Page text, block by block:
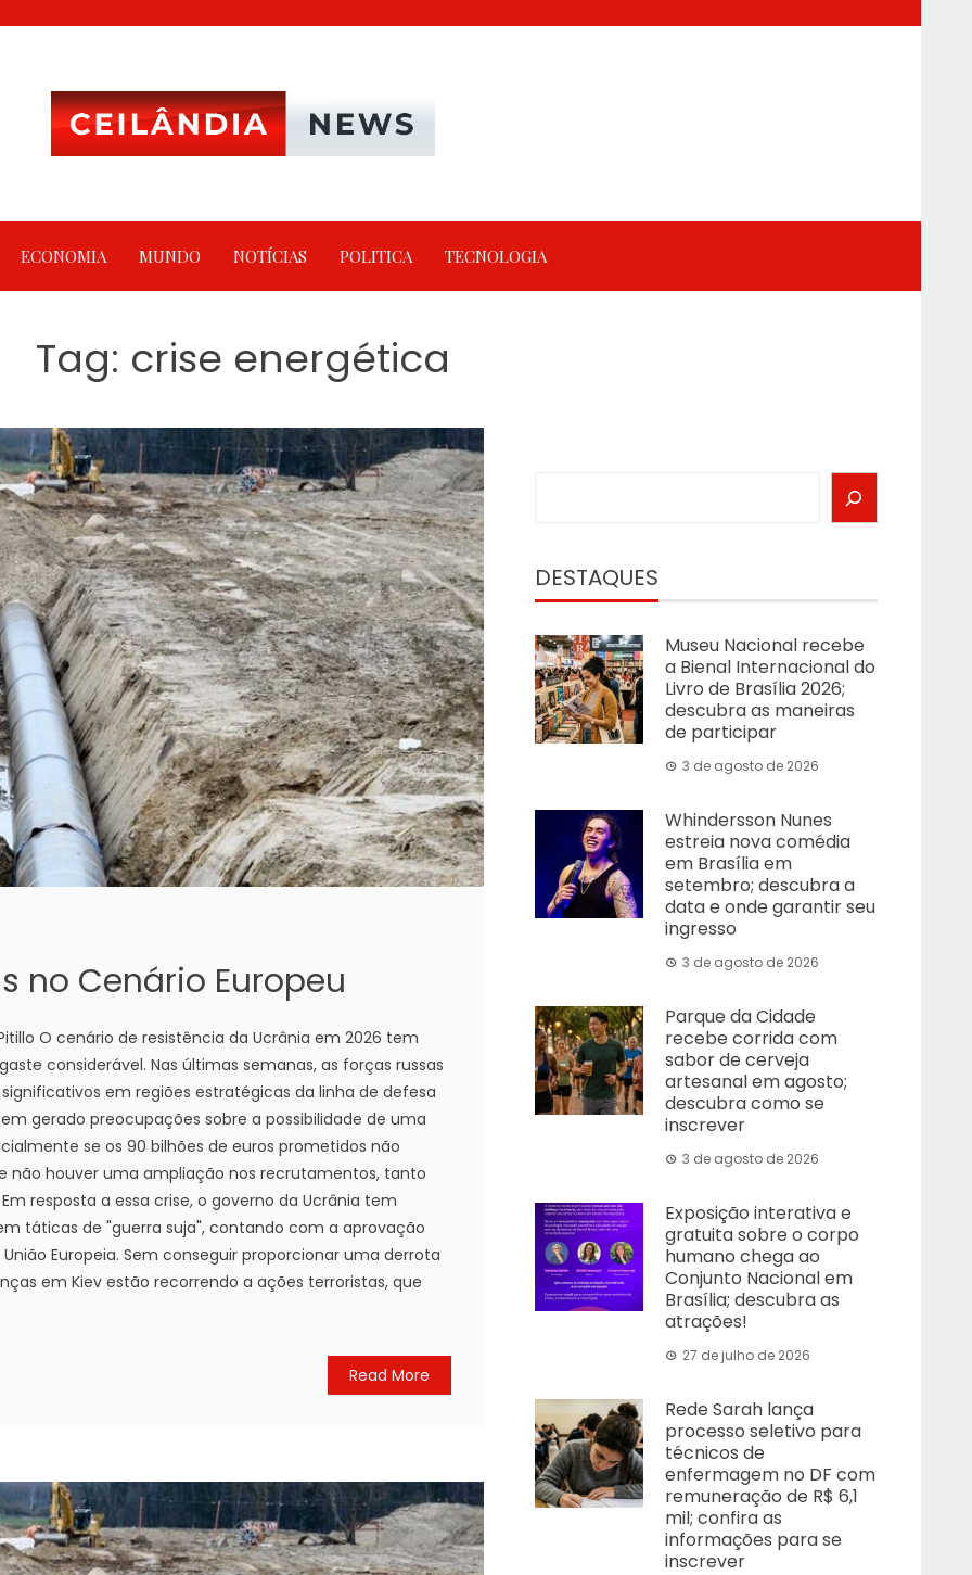
ECONOMIA MUNDO NOTÍCIAS POLITICA TECNOLOGIA
Tag: crise energética
no Cenário Europeu
O cenário de resistência da Ucrânia em 2026 tem
considerável. Nas últimas semanas, as forças russas
em regiões estratégicas da linha de defesa
gerado preocupações sobre a possibilidade de uma
se os 90 bilhões de euros prometidos não
não houver uma ampliação nos recrutamentos, tanto
resposta a essa crise, o governo da Ucrânia tem
táticas de "guerra suja", contando com a aprovação
Europeia. Sem conseguir proporcionar uma derrota
em Kiev estão recorrendo a ações terroristas, que
Read More
DESTAQUES
Museu Nacional recebe
a Bienal Internacional do
Livro de Brasília 2026;
descubra as maneiras
de participar
3 de agosto de 2026
Whindersson Nunes
estreia nova comédia
em Brasília em
setembro; descubra a
data e onde garantir seu
ingresso
3 de agosto de 2026
Parque da Cidade
recebe corrida com
sabor de cerveja
artesanal em agosto;
descubra como se
inscrever
3 de agosto de 2026
Exposição interativa e
gratuita sobre o corpo
humano chega ao
Conjunto Nacional em
Brasília; descubra as
atrações!
27 de julho de 2026
Rede Sarah lança
processo seletivo para
técnicos de
enfermagem no DF com
remuneração de R$ 6,1
mil; confira as
informações para se
inscrever